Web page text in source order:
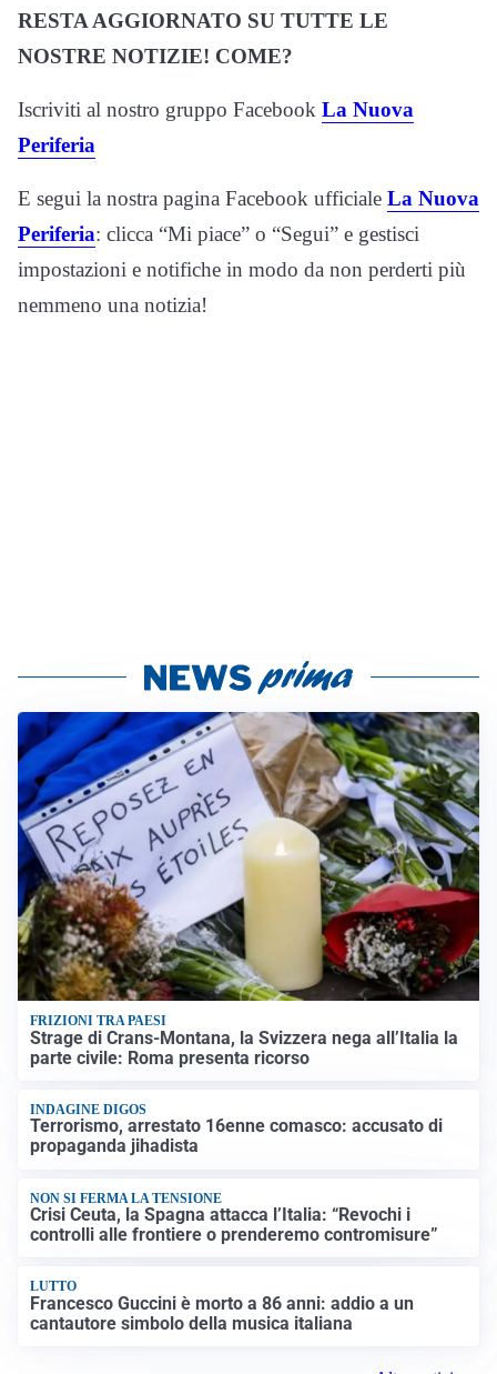
RESTA AGGIORNATO SU TUTTE LE
NOSTRE NOTIZIE! COME?
Iscriviti al nostro gruppo Facebook La Nuova
Periferia
E segui la nostra pagina Facebook ufficiale La Nuova
Periferia: clicca “Mi piace” o “Segui” e gestisci
impostazioni e notifiche in modo da non perderti più
nemmeno una notizia!
FRIZIONI TRA PAESI
Strage di Crans-Montana, la Svizzera nega all’Italia la
parte civile: Roma presenta ricorso
INDAGINE DIGOS
Terrorismo, arrestato 16enne comasco: accusato di
propaganda jihadista
NON SI FERMA LA TENSIONE
Crisi Ceuta, la Spagna attacca l’Italia: “Revochi i
controlli alle frontiere o prenderemo contromisure”
LUTTO
Francesco Guccini è morto a 86 anni: addio a un
cantautore simbolo della musica italiana